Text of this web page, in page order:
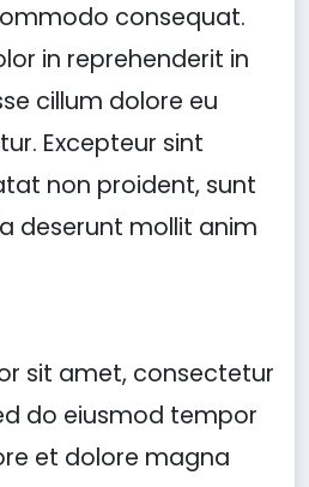
consequat.
in reprehenderit in
cillum dolore eu
Excepteur sint
non proident, sunt
deserunt mollit anim
sit amet, consectetur
do eiusmod tempor
et dolore magna